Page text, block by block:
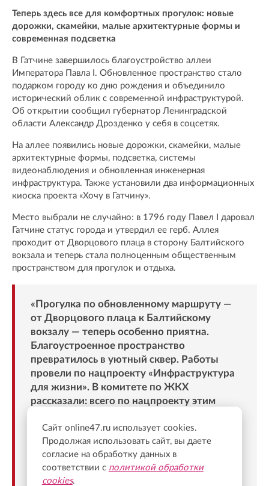
Теперь здесь все для комфортных прогулок: новые
дорожки, скамейки, малые архитектурные формы и
современная подсветка
В Гатчине завершилось благоустройство аллеи
Императора Павла I. Обновленное пространство стало
подарком городу ко дню рождения и объединило
исторический облик с современной инфраструктурой.
Об открытии сообщил губернатор Ленинградской
области Александр Дрозденко у себя в соцсетях.
На аллее появились новые дорожки, скамейки, малые
архитектурные формы, подсветка, системы
видеонаблюдения и обновленная инженерная
инфраструктура. Также установили два информационных
киоска проекта «Хочу в Гатчину».
Место выбрали не случайно: в 1796 году Павел I даровал
Гатчине статус города и утвердил ее герб. Аллея
проходит от Дворцового плаца в сторону Балтийского
вокзала и теперь стала полноценным общественным
пространством для прогулок и отдыха.
«Прогулка по обновленному маршруту —
от Дворцового плаца к Балтийскому
вокзалу — теперь особенно приятна.
Благоустроенное пространство
превратилось в уютный сквер. Работы
провели по нацпроекту «Инфраструктура
для жизни». В комитете по ЖКХ
рассказали: всего по нацпроекту этим
парков, площадок, бульваров и
набережных. Приходите, смотрите,
отдыхайте!», - написал Александр
Дрозденко.
Сайт online47.ru использует cookies.
Продолжая использовать сайт, вы даете
согласие на обработку данных в
соответствии с политикой обработки
cookies.